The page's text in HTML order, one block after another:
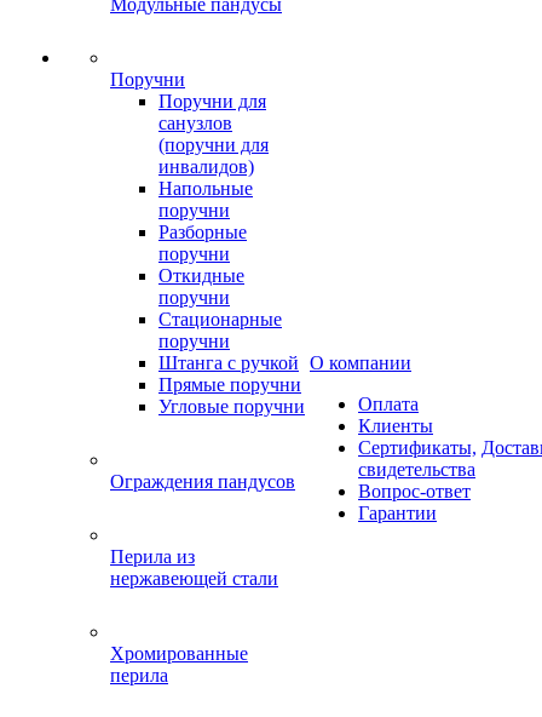
Модульные пандусы
Поручни
Поручни для
санузлов
(поручни для
инвалидов)
Напольные
поручни
Разборные
поручни
Откидные
поручни
Стационарные
поручни
Штанга с ручкой
Прямые поручни
Угловые поручни
Ограждения пандусов
Перила из
нержавеющей стали
Хромированные
перила
О компании
Оплата
Клиенты
Сертификаты,
свидетельства
Вопрос-ответ
Гарантии